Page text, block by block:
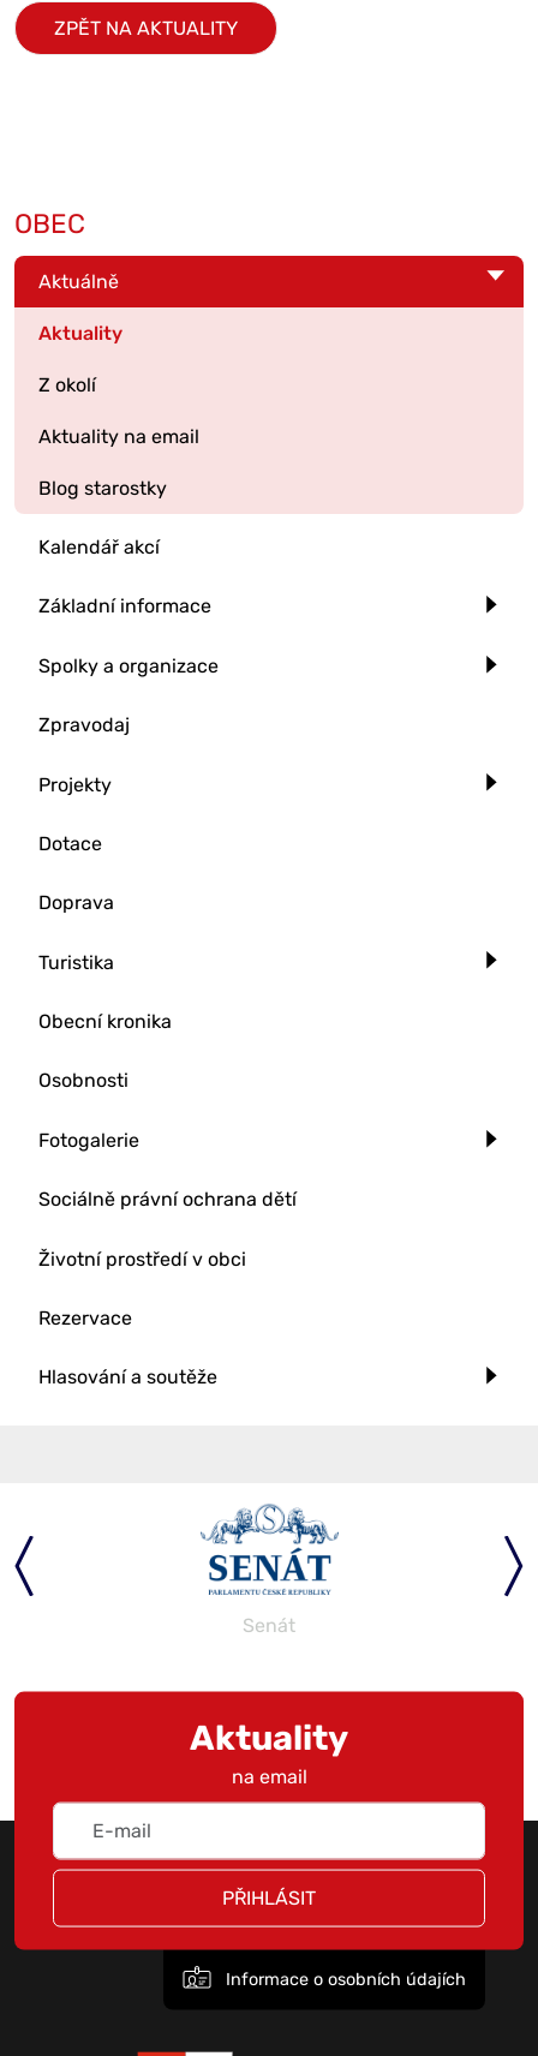
ZPĚT NA AKTUALITY
OBEC
Aktuálně
Aktuality
Z okolí
Aktuality na email
Blog starostky
Kalendář akcí
Základní informace
Spolky a organizace
Zpravodaj
Projekty
Dotace
Doprava
Turistika
Obecní kronika
Osobnosti
Fotogalerie
Sociálně právní ochrana dětí
Životní prostředí v obci
Rezervace
Hlasování a soutěže
Senát
Aktuality
na email
PŘIHLÁSIT
Informace o osobních údajích